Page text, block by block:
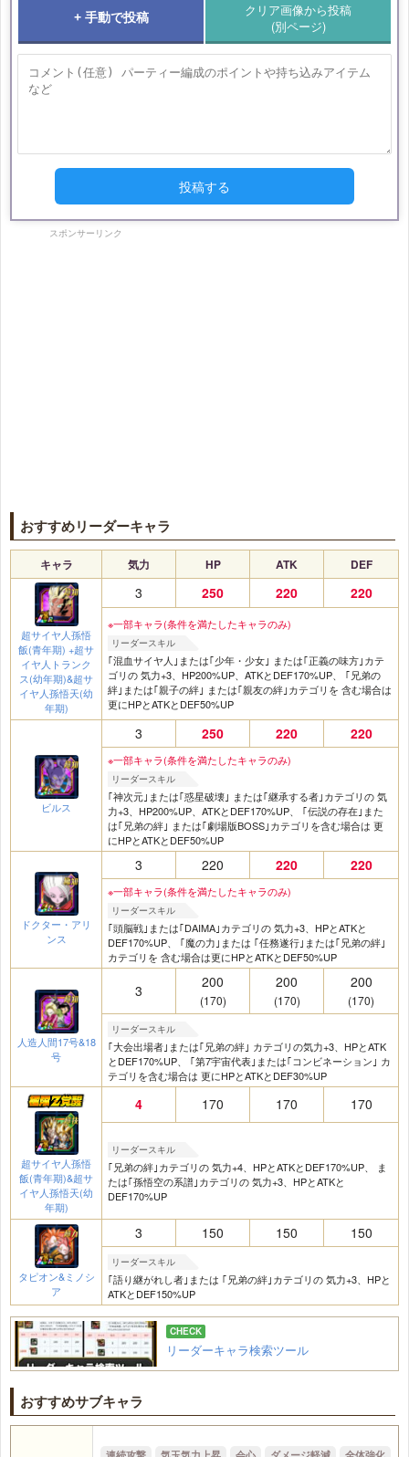
+ 手動で投稿
クリア画像から投稿
(別ページ)
投稿する
スポンサーリンク
おすすめリーダーキャラ
キャラ 気力 HP ATK DEF
超サイヤ人孫悟
飯(青年期) +超サ
イヤ人トランク
ス(幼年期)&超サ
イヤ人孫悟天(幼
年期)
3 250 220 220
※一部キャラ(条件を満たしたキャラのみ)
リーダースキル
｢混血サイヤ人｣または｢少年・少女｣ または｢正義の味方｣カテ
ゴリの 気力+3、HP200%UP、ATKとDEF170%UP、 ｢兄弟の
絆｣または｢親子の絆｣ または｢親友の絆｣カテゴリを 含む場合は
更にHPとATKとDEF50%UP
ビルス
3 250 220 220
※一部キャラ(条件を満たしたキャラのみ)
リーダースキル
｢神次元｣または｢惑星破壊｣ または｢継承する者｣カテゴリの 気
力+3、HP200%UP、ATKとDEF170%UP、 ｢伝説の存在｣また
は｢兄弟の絆｣ または｢劇場版BOSS｣カテゴリを含む場合は 更
にHPとATKとDEF50%UP
ドクター・アリ
ンス
3 220 220 220
※一部キャラ(条件を満たしたキャラのみ)
リーダースキル
｢頭脳戦｣または｢DAIMA｣カテゴリの 気力+3、HPとATKと
DEF170%UP、 ｢魔の力｣または ｢任務遂行｣または｢兄弟の絆｣
カテゴリを 含む場合は更にHPとATKとDEF50%UP
人造人間17号&18
号
3 200
(170)
200
(170)
200
(170)
リーダースキル
｢大会出場者｣または｢兄弟の絆｣ カテゴリの気力+3、HPとATK
とDEF170%UP、 ｢第7宇宙代表｣または｢コンビネーション｣ カ
テゴリを含む場合は 更にHPとATKとDEF30%UP
超サイヤ人孫悟
飯(青年期)&超サ
イヤ人孫悟天(幼
年期)
4 170 170 170
リーダースキル
｢兄弟の絆｣カテゴリの 気力+4、HPとATKとDEF170%UP、 ま
たは｢孫悟空の系譜｣カテゴリの 気力+3、HPとATKと
DEF170%UP
タピオン&ミノシ
ア
3 150 150 150
リーダースキル
｢語り継がれし者｣または ｢兄弟の絆｣カテゴリの 気力+3、HPと
ATKとDEF150%UP
リーダーキャラ検索ツール
おすすめサブキャラ